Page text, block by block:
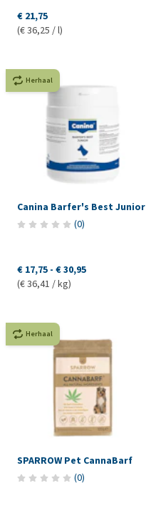
€ 21,75
(€ 36,25 / l)
Herhaal
Canina Barfer's Best Junior
(0)
€ 17,75 - € 30,95
(€ 36,41 / kg)
Herhaal
SPARROW Pet CannaBarf
(0)